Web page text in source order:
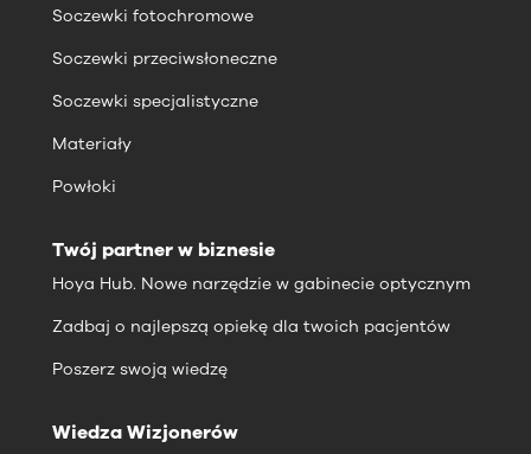
Soczewki fotochromowe
Soczewki przeciwsłoneczne
Soczewki specjalistyczne
Materiały
Powłoki
Twój partner w biznesie
Hoya Hub. Nowe narzędzie w gabinecie optycznym
Zadbaj o najlepszą opiekę dla twoich pacjentów
Poszerz swoją wiedzę
Wiedza Wizjonerów